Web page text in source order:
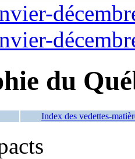
du
Index des vedettes-